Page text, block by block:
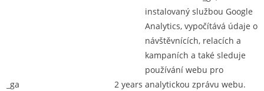
_ga 2 years
instalovaný službou Google
Analytics, vypočítává údaje o
návštěvnících, relacích a
kampaních a také sleduje
používání webu pro
analytickou zprávu webu.